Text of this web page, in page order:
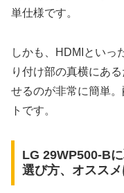
単仕様です。
しかも、HDMIといっ
り付け部の真横にあ
せるのが非常に簡単
トです。
LG 29WP500-B
選び方、オススメ